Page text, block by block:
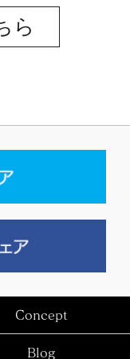
ら
Concept
Blog